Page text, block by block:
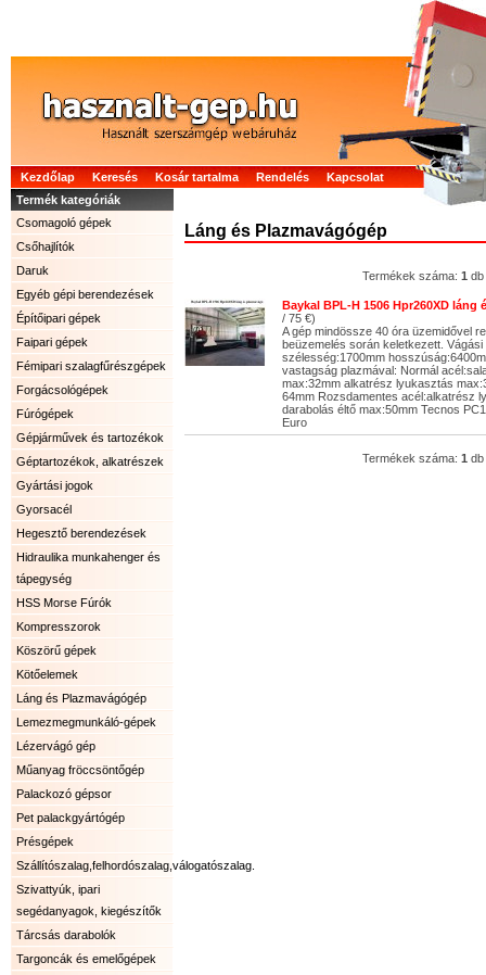
Kezdőlap Keresés Kosár tartalma Rendelés
Kapcsolat
Termék kategóriák
Csomagoló gépek
Csőhajlítók
Daruk
Egyéb gépi berendezések
Építőipari gépek
Faipari gépek
Fémipari szalagfűrészgépek
Forgácsológépek
Fúrógépek
Gépjárművek és tartozékok
Géptartozékok, alkatrészek
Gyártási jogok
Gyorsacél
Hegesztő berendezések
Hidraulika munkahenger és
tápegység
HSS Morse Fúrók
Kompresszorok
Köszörű gépek
Kötőelemek
Láng és Plazmavágógép
Lemezmegmunkáló-gépek
Lézervágó gép
Műanyag fröccsöntőgép
Palackozó gépsor
Pet palackgyártógép
Présgépek
Szállítószalag,felhordószalag,válogatószalag.
Szivattyúk, ipari
segédanyagok, kiegészítők
Tárcsás darabolók
Targoncák és emelőgépek
Láng és Plazmavágógép
Termékek száma: 1 db
Baykal BPL-H 1506 Hpr260XD láng
/ 75 €)
A gép mindössze 40 óra üzemidővel
beüzemelés során keletkezett.
szélesség:1700mm
vastagság plazmával: Normál
max:32mm alkatrész lyukasztás
64mm Rozsdamentes acél:alkatrész
darabolás éltő max:50mm Tecnos
Euro
Termékek száma: 1 db